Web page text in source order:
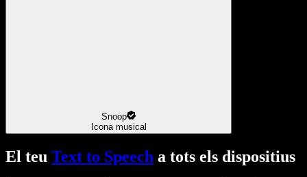
Snoop
Icona musical
El teu Text to Speech a tots els dispositius